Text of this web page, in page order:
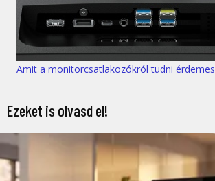
Amit a monitorcsatlakozókról tudni érdemes
Ezeket is olvasd el!